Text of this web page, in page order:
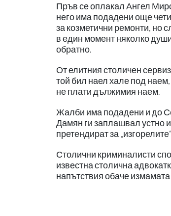
Пръв се оплакал Ангел
него има подадени още
за козметични ремонти, но
в един момент няколко
обратно.
От елитния столичен
той бил наел хале под
не плати дължимия наем.
Жалби има подадени и до
Дамян ги заплашвал устно
претендират за
Столични криминалисти
известна столична
напътствия обаче